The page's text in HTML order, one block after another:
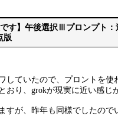
す】午後選択Ⅲプロンプト：
版
していたので、プロントを使
おり、grokが現実に近い感じ
すが、昨年も同様でしたので